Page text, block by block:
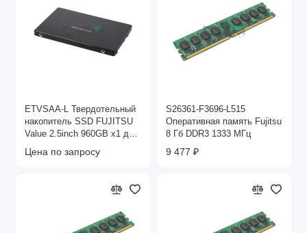
ETVSAA-L Твердотельный
накопитель SSD FUJITSU
Value 2.5inch 960GB x1 для
DX100 S4/DX200 S4
Цена по запросу
S26361-F3696-L515
Оперативная память Fujitsu
8 Гб DDR3 1333 МГц
9 477 ₽